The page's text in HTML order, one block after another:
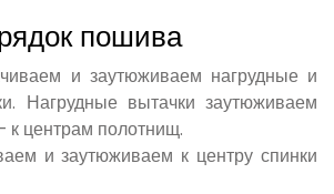
пошива
и заутюживаем нагрудные и
Нагрудные вытачки заутюживаем
к центрам полотнищ.
и заутюживаем к центру спинки